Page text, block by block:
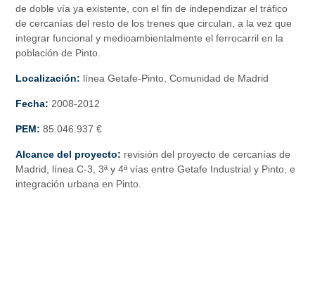
de doble vía ya existente, con el fin de independizar el tráfico
de cercanías del resto de los trenes que circulan, a la vez que
integrar funcional y medioambientalmente el ferrocarril en la
población de Pinto.
Localización: línea Getafe-Pinto, Comunidad de Madrid
Fecha: 2008-2012
PEM: 85.046.937 €
Alcance del proyecto: revisión del proyecto de cercanías de
Madrid, línea C-3, 3ª y 4ª vías entre Getafe Industrial y Pinto, e
integración urbana en Pinto.